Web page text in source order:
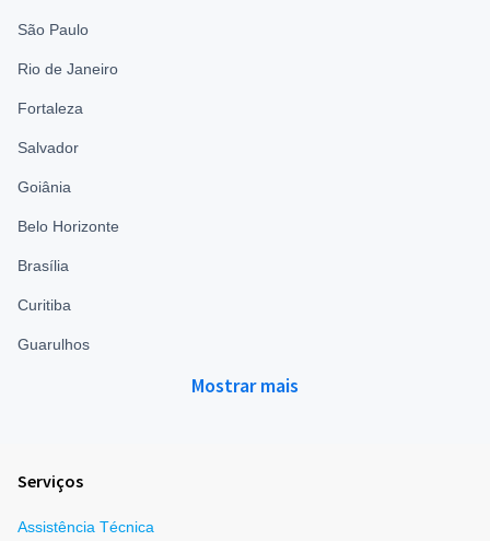
São Paulo
Rio de Janeiro
Fortaleza
Salvador
Goiânia
Belo Horizonte
Brasília
Curitiba
Guarulhos
Mostrar mais
Serviços
Assistência Técnica